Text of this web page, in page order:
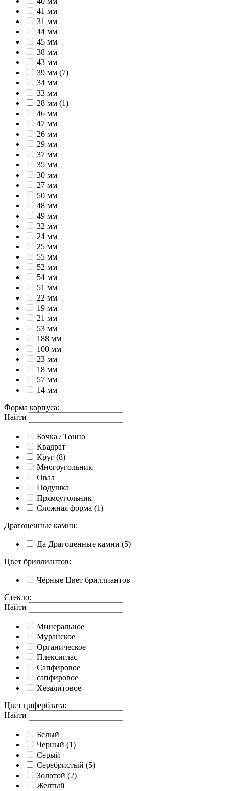
41 мм
31 мм
44 мм
45 мм
38 мм
43 мм
39 мм (7)
34 мм
33 мм
28 мм (1)
46 мм
47 мм
26 мм
29 мм
37 мм
35 мм
30 мм
27 мм
50 мм
48 мм
49 мм
32 мм
24 мм
25 мм
55 мм
52 мм
54 мм
51 мм
22 мм
19 мм
21 мм
53 мм
188 мм
100 мм
23 мм
18 мм
57 мм
14 мм
Форма корпуса:
Найти
Бочка / Тонно
Квадрат
Круг (8)
Многоугольник
Овал
Подушка
Прямоугольник
Сложная форма (1)
Драгоценные камни:
Да Драгоценные камни (5)
Цвет бриллиантов:
Чёрные Цвет бриллиантов
Стекло:
Найти
Минеральное
Муранское
Органическое
Плексиглас
Сапфировое
сапфировое
Хезалитовое
Цвет циферблата:
Найти
Белый
Черный (1)
Серый
Серебристый (5)
Золотой (2)
Желтый